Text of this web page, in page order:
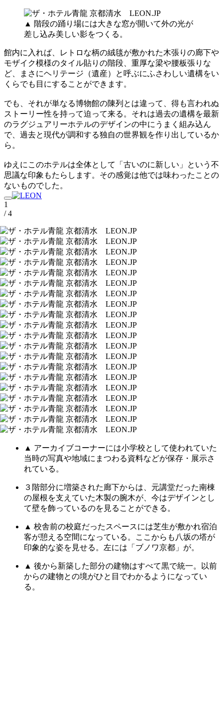
▲ 階段の踊り場には大きな窓が開いて外の光が
差し込み美しい影をつくる。
館内に入れば、レトロな柄の絨毯が敷かれた木張りの廊下や
モザイク模様のタイル貼りの階段、重厚な梁や腰板張りな
ど、まさにヘリテージ（遺産）と呼ぶにふさわしい遺構をい
くらでも目にすることができます。
でも、それが単なる博物館の陳列とは違って、得も言われぬ
ストーリー性を持って迫って来る。それは過去の遺構を最新
のラグジュアリーホテルのデザインの中にうまく組み込ん
で、過去と現代が調和する独自の世界観を作り出しているか
ら。
ゆえにこのホテルは全体として「古いのに新しい」という不
思議な印象もたらします。その感覚は他では味わったことの
ないものでした。
1
/ 4
▲ アーカイブコーナーには小学校として使われていた
当時の写真や地域にまつわる資料などが保存・展示さ
れている。
３階部分に増築された廊下からは、元講堂だった南棟
の屋根を支えていた木製の腕木が、今はデザインとし
て壁を飾っているのを見ることができる。
▲ 校舎前の校庭だったスペースには芝生が敷かれ宿泊
客が憩える空間になっている。ここからも八坂の塔が
印象的な姿を見せる。左には「ブノワ京都」が。
▲ 後から新築した部分の建物はすべて黒で統一。以前
からの建物との境がひと目でわかるようになってい
る。